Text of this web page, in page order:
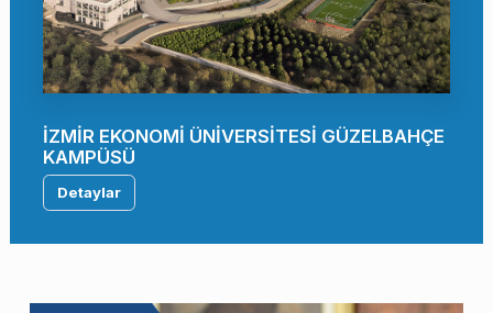
İZMİR EKONOMİ ÜNİVERSİTESİ GÜZELBAHÇE
KAMPÜSÜ
Detaylar